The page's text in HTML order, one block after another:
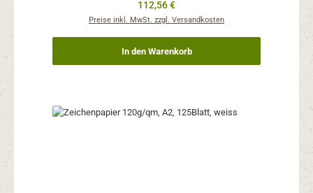
Regulärer Preis:
112,56 €
Preise inkl. MwSt. zzgl. Versandkosten
In den Warenkorb